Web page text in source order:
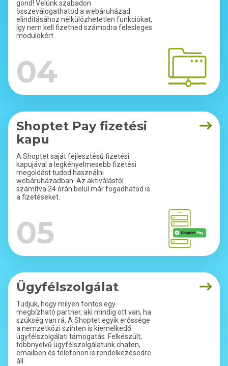
gond! Velünk szabadon
összeválogathatod a webáruházad
elindításához nélkülözhetetlen funkciókat,
így nem kell fizetned számodra felesleges
modulokért.
04
Shoptet Pay fizetési
kapu
A Shoptet saját fejlesztésű fizetési
kapujával a legkényelmesebb fizetési
megoldást tudod használni
webáruházadban. Az aktiválástól
számítva 24 órán belül már fogadhatod is
a fizetéseket.
05
Ügyfélszolgálat
Tudjuk, hogy milyen fontos egy
megbízható partner, aki mindig ott van, ha
szükség van rá. A Shoptet egyik erőssége
a nemzetközi szinten is kiemelkedő
ügyfélszolgálati támogatás. Felkészült,
többnyelvű ügyfélszolgálatunk chaten,
emailben és telefonon is rendelkezésedre
áll.